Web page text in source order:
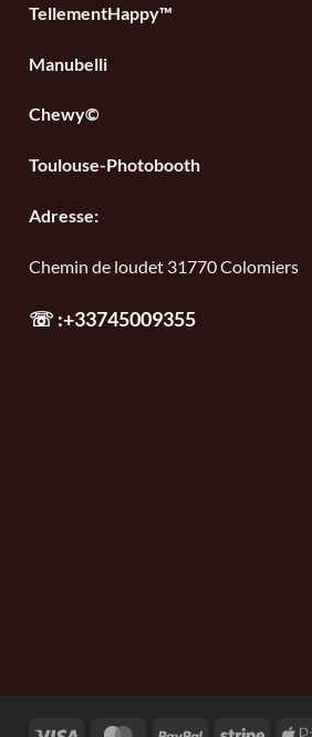
TellementHappy™
Manubelli
Chewy©
Toulouse-Photobooth
Adresse:
Chemin de loudet 31770 Colomiers
☏ :+33745009355